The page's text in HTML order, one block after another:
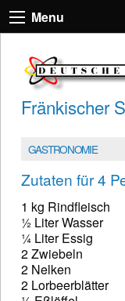
Menu
Fränkischer
GASTRONOMIE
Zutaten für 4
1 kg Rindfleisch
½ Liter Wasser
¼ Liter Essig
2 Zwiebeln
2 Nelken
2 Lorbeerblätter